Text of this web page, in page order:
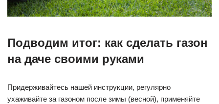
Подводим итог: как сделать газон
на даче своими руками
Придерживайтесь нашей инструкции, регулярно
ухаживайте за газоном после зимы (весной), применяйте